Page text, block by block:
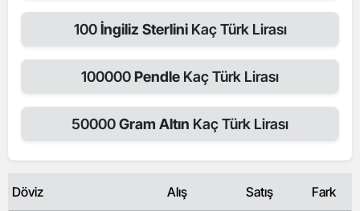
100İngiliz SterliniKaç Türk Lirası
100000Pendle Kaç Türk Lirası
50000Gram Altın Kaç Türk Lirası
Döviz Alış Satış Fark